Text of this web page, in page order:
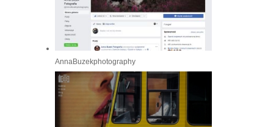
AnnaBuzekphotography